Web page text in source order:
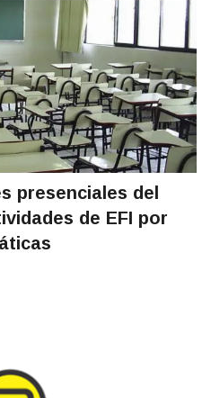
presenciales del
de EFI por